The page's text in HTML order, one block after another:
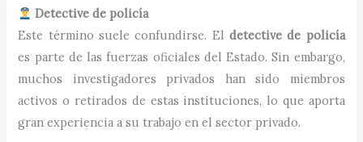
Detective de policía
Este término suele confundirse. El detective de policía
es parte de las fuerzas oficiales del Estado. Sin embargo,
muchos investigadores privados han sido miembros
activos o retirados de estas instituciones, lo que aporta
gran experiencia a su trabajo en el sector privado.